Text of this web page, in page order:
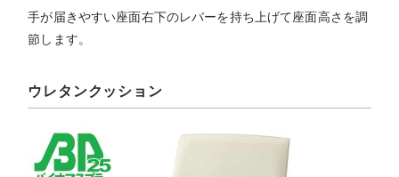
手が届きやすい座面右下のレバーを持ち上げて座面高さを調
節します。
ウレタンクッション